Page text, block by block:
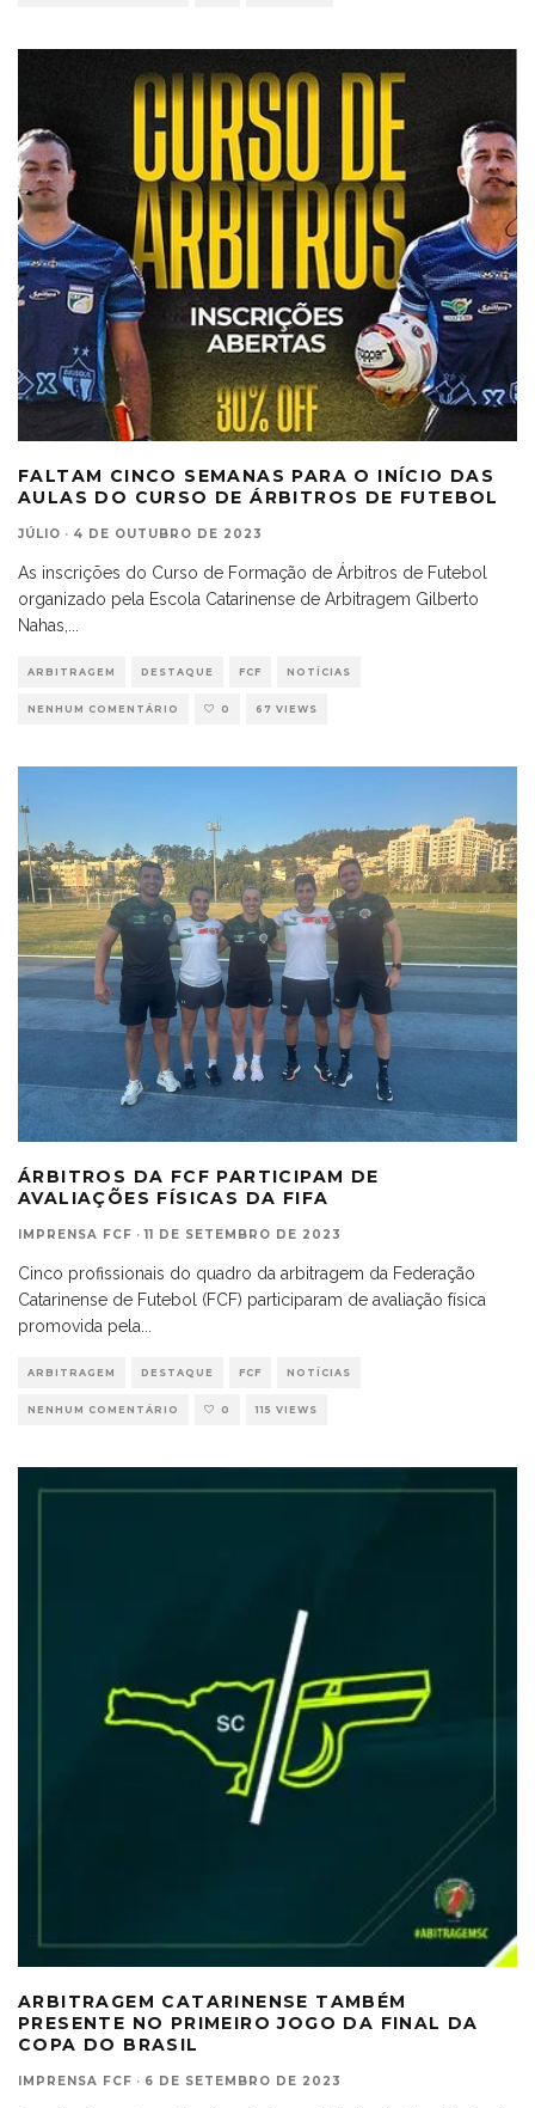
FALTAM CINCO SEMANAS PARA O INÍCIO DAS
AULAS DO CURSO DE ÁRBITROS DE FUTEBOL
JÚLIO · 4 DE OUTUBRO DE 2023
As inscrições do Curso de Formação de Árbitros de Futebol
organizado pela Escola Catarinense de Arbitragem Gilberto
Nahas,...
ARBITRAGEM DESTAQUE FCF NOTÍCIAS
NENHUM COMENTÁRIO 0 67 VIEWS
ÁRBITROS DA FCF PARTICIPAM DE
AVALIAÇÕES FÍSICAS DA FIFA
IMPRENSA FCF · 11 DE SETEMBRO DE 2023
Cinco profissionais do quadro da arbitragem da Federação
Catarinense de Futebol (FCF) participaram de avaliação física
promovida pela
ARBITRAGEM DESTAQUE FCF NOTÍCIAS
NENHUM COMENTÁRIO 0 115 VIEWS
ARBITRAGEM CATARINENSE TAMBÉM
PRESENTE NO PRIMEIRO JOGO DA FINAL DA
COPA DO BRASIL
IMPRENSA FCF · 6 DE SETEMBRO DE 2023